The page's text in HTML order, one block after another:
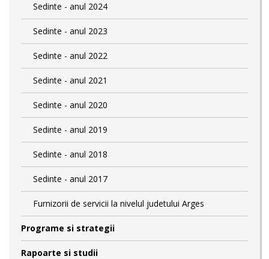
Sedinte - anul 2024
Sedinte - anul 2023
Sedinte - anul 2022
Sedinte - anul 2021
Sedinte - anul 2020
Sedinte - anul 2019
Sedinte - anul 2018
Sedinte - anul 2017
Furnizorii de servicii la nivelul judetului Arges
Programe si strategii
Rapoarte si studii